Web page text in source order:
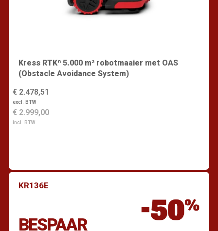
Kress RTKⁿ 5.000 m² robotmaaier met OAS
(Obstacle Avoidance System)
€ 2.478,51
excl. BTW
€ 2.999,00
incl. BTW
KR136E
BESPAAR